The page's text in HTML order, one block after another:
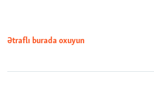
Ətraflı burada oxuyun